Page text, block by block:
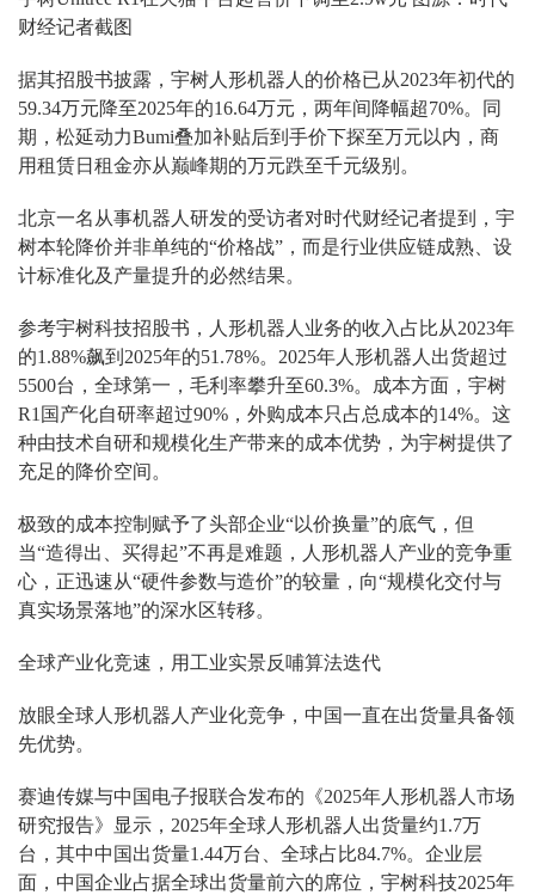
财经记者截图
据其招股书披露，宇树人形机器人的价格已从2023年初代的
59.34万元降至2025年的16.64万元，两年间降幅超70%。同
期，松延动力Bumi叠加补贴后到手价下探至万元以内，商
用租赁日租金亦从巅峰期的万元跌至千元级别。
北京一名从事机器人研发的受访者对时代财经记者提到，宇
树本轮降价并非单纯的“价格战”，而是行业供应链成熟、设
计标准化及产量提升的必然结果。
参考宇树科技招股书，人形机器人业务的收入占比从2023年
的1.88%飙到2025年的51.78%。2025年人形机器人出货超过
5500台，全球第一，毛利率攀升至60.3%。成本方面，宇树
R1国产化自研率超过90%，外购成本只占总成本的14%。这
种由技术自研和规模化生产带来的成本优势，为宇树提供了
充足的降价空间。
极致的成本控制赋予了头部企业“以价换量”的底气，但
当“造得出、买得起”不再是难题，人形机器人产业的竞争重
心，正迅速从“硬件参数与造价”的较量，向“规模化交付与
真实场景落地”的深水区转移。
全球产业化竞速，用工业实景反哺算法迭代
放眼全球人形机器人产业化竞争，中国一直在出货量具备领
先优势。
赛迪传媒与中国电子报联合发布的《2025年人形机器人市场
研究报告》显示，2025年全球人形机器人出货量约1.7万
台，其中中国出货量1.44万台、全球占比84.7%。企业层
面，中国企业占据全球出货量前六的席位，宇树科技2025年